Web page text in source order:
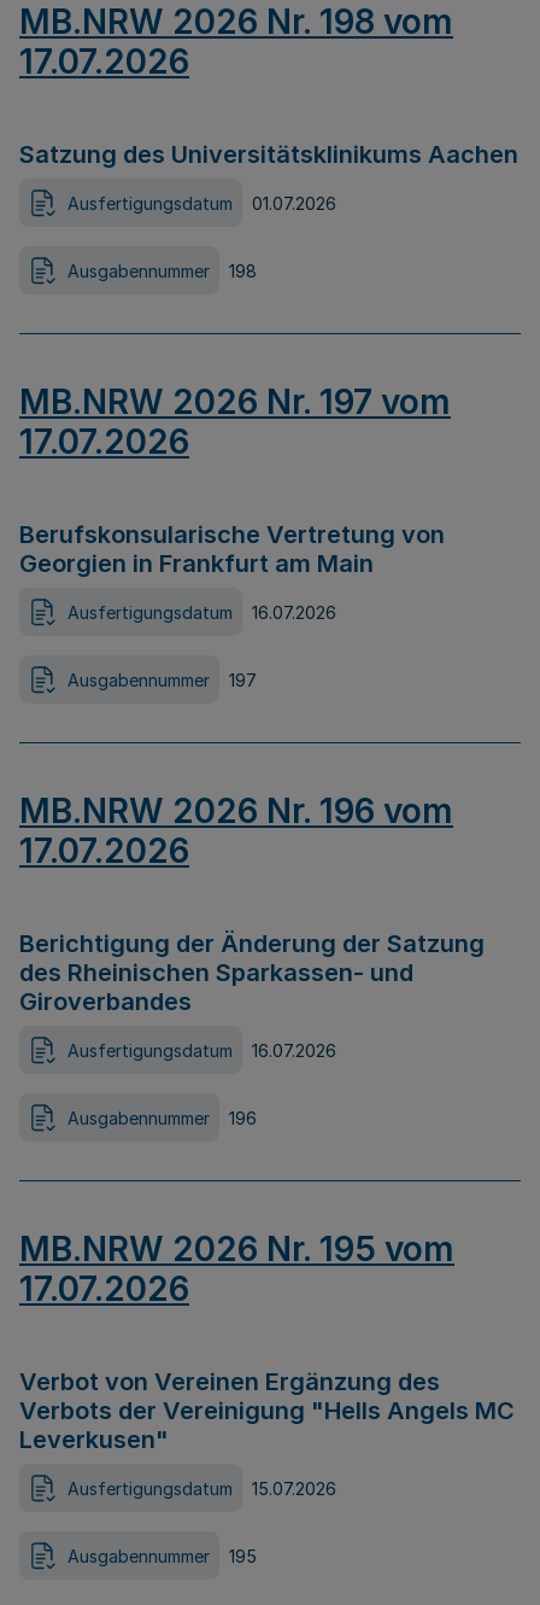
MB.NRW 2026 Nr. 198 vom
17.07.2026
Satzung des Universitätsklinikums Aachen
Ausfertigungsdatum 01.07.2026
Ausgabennummer 198
MB.NRW 2026 Nr. 197 vom
17.07.2026
Berufskonsularische Vertretung von
Georgien in Frankfurt am Main
Ausfertigungsdatum 16.07.2026
Ausgabennummer 197
MB.NRW 2026 Nr. 196 vom
17.07.2026
Berichtigung der Änderung der Satzung
des Rheinischen Sparkassen- und
Giroverbandes
Ausfertigungsdatum 16.07.2026
Ausgabennummer 196
MB.NRW 2026 Nr. 195 vom
17.07.2026
Verbot von Vereinen Ergänzung des
Verbots der Vereinigung "Hells Angels MC
Leverkusen"
Ausfertigungsdatum 15.07.2026
Ausgabennummer 195